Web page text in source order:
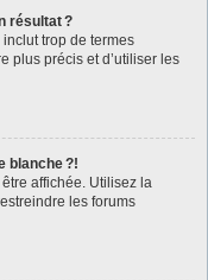
résultat ?
trop de termes
plus précis et d’utiliser les
blanche ?!
affichée. Utilisez la
les forums